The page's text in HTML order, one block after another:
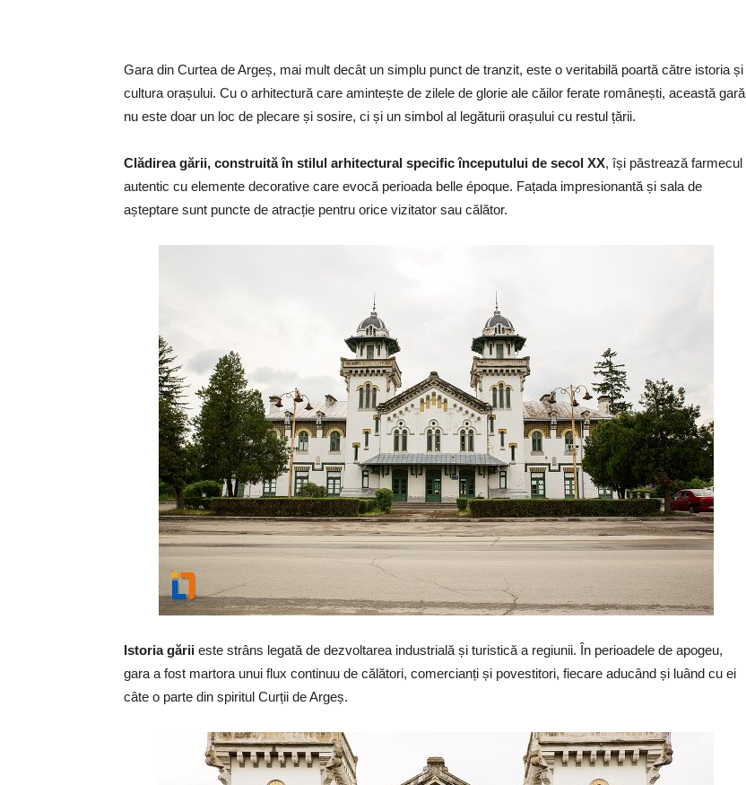
Gara din Curtea de Argeș, mai mult decât un simplu punct de tranzit, este o veritabilă poartă către istoria și
cultura orașului. Cu o arhitectură care amintește de zilele de glorie ale căilor ferate românești, această gară
nu este doar un loc de plecare și sosire, ci și un simbol al legăturii orașului cu restul țării.
Clădirea gării, construită în stilul arhitectural specific începutului de secol XX, își păstrează farmecul
autentic cu elemente decorative care evocă perioada belle époque. Fațada impresionantă și sala de
așteptare sunt puncte de atracție pentru orice vizitator sau călător.
Istoria gării este strâns legată de dezvoltarea industrială și turistică a regiunii. În perioadele de apogeu,
gara a fost martora unui flux continuu de călători, comercianți și povestitori, fiecare aducând și luând cu ei
câte o parte din spiritul Curții de Argeș.